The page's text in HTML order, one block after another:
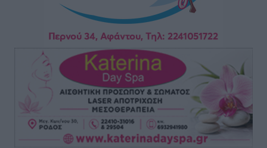
ΑΕΡΑ: Δεν σταματάει να ενισχύεται, νέο απόκτημα ο
Μητρόπουλος
πριν 3 ώρες
Κλεάνθης: Δουλειές μετά ευχαριστιών στο γήπεδο,
ατομικό για δύο
Αθλητικά πριν 3 ώρες
Φοίβος: Εν αναμονή του Νίκου Λαζίδη